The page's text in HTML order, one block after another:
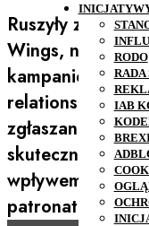
RODO
RADA
IAB
Ruszyły
Wings,
kampanie z
relations.
zgłaszania
skutecznością,
wpływem na
patronatem IAB